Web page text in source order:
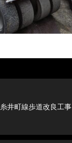
糸井町線歩道改良工事